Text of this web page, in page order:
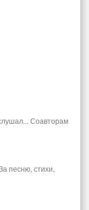
Соавторам
песню, стихи,